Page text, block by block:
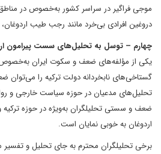
موجی فراگیر در سراسر کشور به‌خصوص در مناطق
دروغین افرادی بی‌خرد مانند رجب طیب
چهارم – توسل به تحلیل‌های سست پیرامون
یکی از مؤلفه‌های ضعف و سکوت ایران به‌خصوص
گستاخی‌های نابخردانه دولت ترکیه را
تحلیل‌های مدعیان در حوزه سیاست خارجی و
ضعف و سستی تحلیلگران به‌ویژه در حوزه
اردوغان به خوبی نمایان است.
برخی تحلیلگران محترم به جای تحلیل و